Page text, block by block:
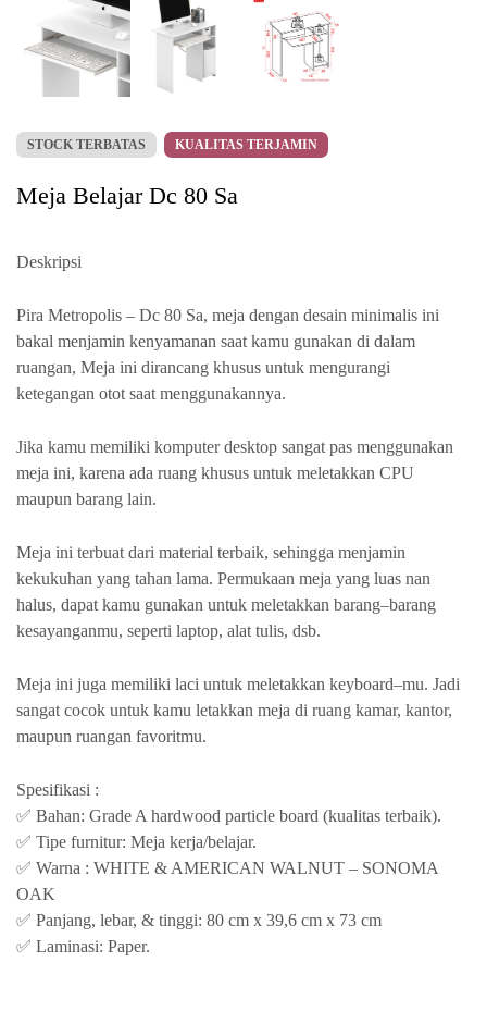
STOCK TERBATAS KUALITAS TERJAMIN
Meja Belajar Dc 80 Sa
Deskripsi
Pira Metropolis – Dc 80 Sa, meja dengan desain minimalis ini
bakal menjamin kenyamanan saat kamu gunakan di dalam
ruangan, Meja ini dirancang khusus untuk mengurangi
ketegangan otot saat menggunakannya.
Jika kamu memiliki komputer desktop sangat pas menggunakan
meja ini, karena ada ruang khusus untuk meletakkan CPU
maupun barang lain.
Meja ini terbuat dari material terbaik, sehingga menjamin
kekukuhan yang tahan lama. Permukaan meja yang luas nan
halus, dapat kamu gunakan untuk meletakkan barang–barang
kesayanganmu, seperti laptop, alat tulis, dsb.
Meja ini juga memiliki laci untuk meletakkan keyboard–mu. Jadi
sangat cocok untuk kamu letakkan meja di ruang kamar, kantor,
maupun ruangan favoritmu.
Spesifikasi :
✅ Bahan: Grade A hardwood particle board (kualitas terbaik).
✅ Tipe furnitur: Meja kerja/belajar.
✅ Warna : WHITE & AMERICAN WALNUT – SONOMA
OAK
✅ Panjang, lebar, & tinggi: 80 cm x 39,6 cm x 73 cm
✅ Laminasi: Paper.